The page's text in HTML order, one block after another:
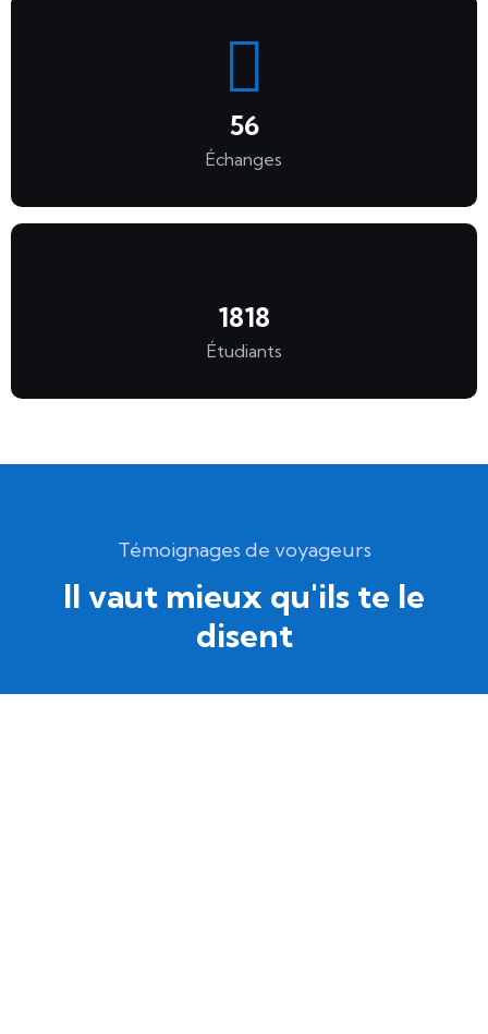
56
Échanges
1818
Étudiants
Témoignages de voyageurs
Il vaut mieux qu'ils te le
disent